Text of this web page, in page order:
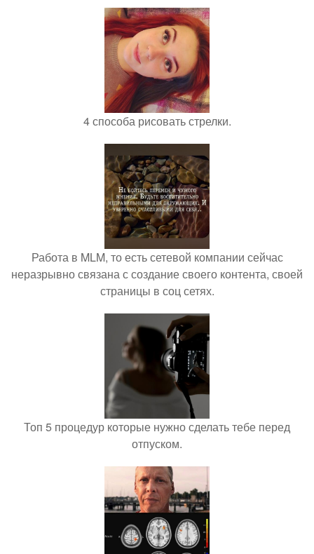
4 способа рисовать стрелки.
Работа в MLM, то есть сетевой компании сейчас
неразрывно связана с создание своего контента, своей
страницы в соц сетях.
Топ 5 процедур которые нужно сделать тебе перед
отпуском.